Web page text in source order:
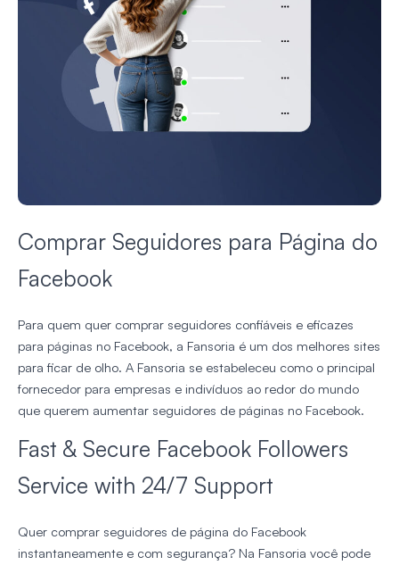
Comprar Seguidores para Página do
Facebook
Para quem quer comprar seguidores confiáveis e eficazes
para páginas no Facebook, a Fansoria é um dos melhores sites
para ficar de olho. A Fansoria se estabeleceu como o principal
fornecedor para empresas e indivíduos ao redor do mundo
que querem aumentar seguidores de páginas no Facebook.
Fast & Secure Facebook Followers
Service with 24/7 Support
Quer comprar seguidores de página do Facebook
instantaneamente e com segurança? Na Fansoria você pode